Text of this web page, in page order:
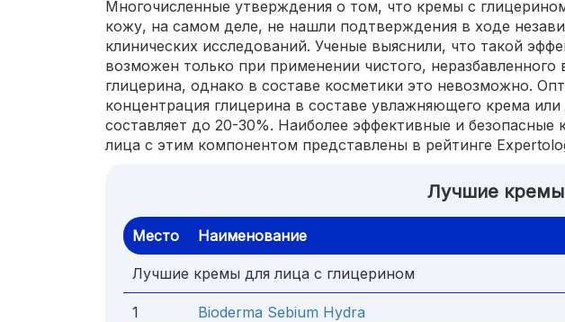
Многочисленные утверждения о том, что кремы с
кожу, на самом деле, не нашли подтверждения в ходе
клинических исследований. Ученые выяснили, что такой
возможен только при применении чистого, неразбавленного
глицерина, однако в составе косметики это невозможно.
концентрация глицерина в составе увлажняющего крема или
составляет до 20-30%. Наиболее эффективные и безопасные
лица с этим компонентом представлены в рейтинге
Лучшие кремы
Место Наименование
Лучшие кремы для лица с глицерином
1 Bioderma Sebium Hydra